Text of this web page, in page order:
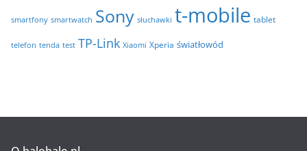
smartfony smartwatch Sony słuchawki t-mobile tablet
telefon tenda test TP-Link Xiaomi Xperia światłowód